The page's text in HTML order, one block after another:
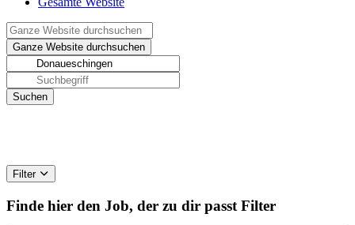
Filter
Finde hier den Job, der zu dir passt Filter